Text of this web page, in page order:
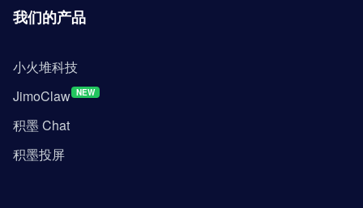
我们的产品
小火堆科技
JimoClaw NEW
积墨 Chat
积墨投屏